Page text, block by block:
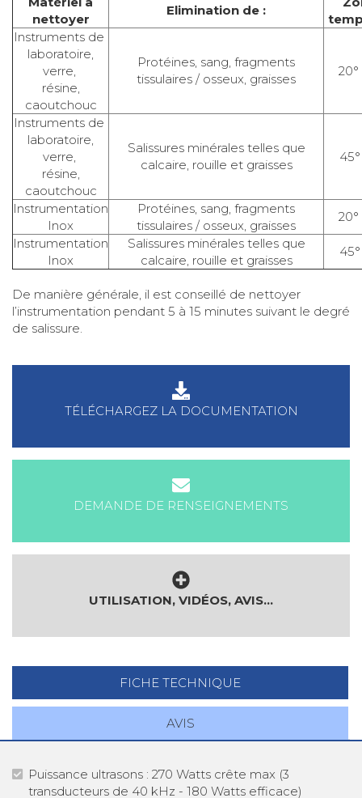
nettoyer
Elimination de :
Instruments de
laboratoire,
verre,
résine,
caoutchouc
Protéines, sang, fragments
tissulaires / osseux, graisses
Instruments de
laboratoire,
verre,
résine,
caoutchouc
Salissures minérales telles que
calcaire, rouille et graisses
Instrumentation
Inox
Protéines, sang, fragments
tissulaires / osseux, graisses
Instrumentation
Inox
Salissures minérales telles que
calcaire, rouille et graisses
De manière générale, il est conseillé de nettoyer
l’instrumentation pendant 5 à 15 minutes suivant le degré
de salissure.
TÉLÉCHARGEZ LA DOCUMENTATION
DEMANDE DE RENSEIGNEMENTS
UTILISATION, VIDÉOS, AVIS...
FICHE TECHNIQUE
AVIS
Puissance ultrasons : 270 Watts crête max (3
transducteurs de 40 kHz - 180 Watts efficace)